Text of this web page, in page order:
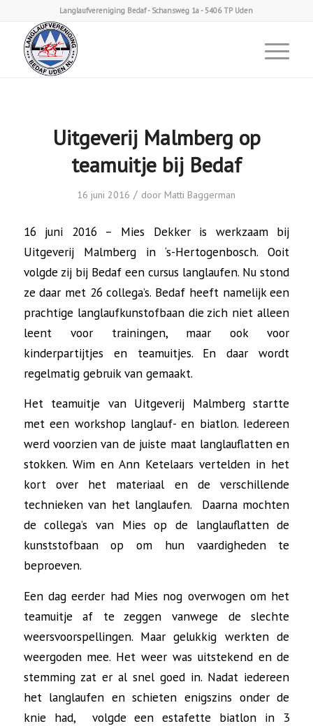
Langlaufvereniging Bedaf - Schansweg 1a - 5406 TP Uden
Uitgeverij Malmberg op
teamuitje bij Bedaf
16 juni 2016 / door Matti Baggerman
16 juni 2016 – Mies Dekker is werkzaam bij
Uitgeverij Malmberg in ‘s-Hertogenbosch. Ooit
volgde zij bij Bedaf een cursus langlaufen. Nu stond
ze daar met 26 collega’s. Bedaf heeft namelijk een
prachtige langlaufkunstofbaan die zich niet alleen
leent voor trainingen, maar ook voor
kinderpartijtjes en teamuitjes. En daar wordt
regelmatig gebruik van gemaakt.
Het teamuitje van Uitgeverij Malmberg startte
met een workshop langlauf- en biatlon. Iedereen
werd voorzien van de juiste maat langlauflatten en
stokken. Wim en Ann Ketelaars vertelden in het
kort over het materiaal en de verschillende
technieken van het langlaufen. Daarna mochten
de collega’s van Mies op de langlauflatten de
kunststofbaan op om hun vaardigheden te
beproeven.
Een dag eerder had Mies nog overwogen om het
teamuitje af te zeggen vanwege de slechte
weersvoorspellingen. Maar gelukkig werkten de
weergoden mee. Het weer was uitstekend en de
stemming zat er al snel goed in. Nadat iedereen
het langlaufen en schieten enigszins onder de
knie had, volgde een estafette biatlon in 3